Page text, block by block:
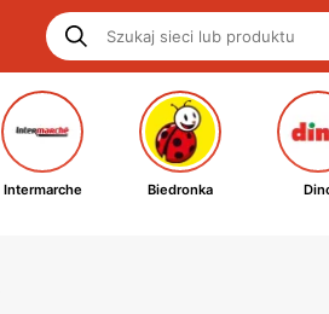
Intermarche Biedronka